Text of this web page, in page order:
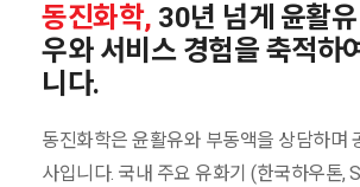
동진화학, 30년 넘게 윤활
우와 서비스 경험을 축적하
니다.
동진화학은 윤활유와 부동액을 상담하며
사입니다. 국내 주요 유화기 (한국하우톤,